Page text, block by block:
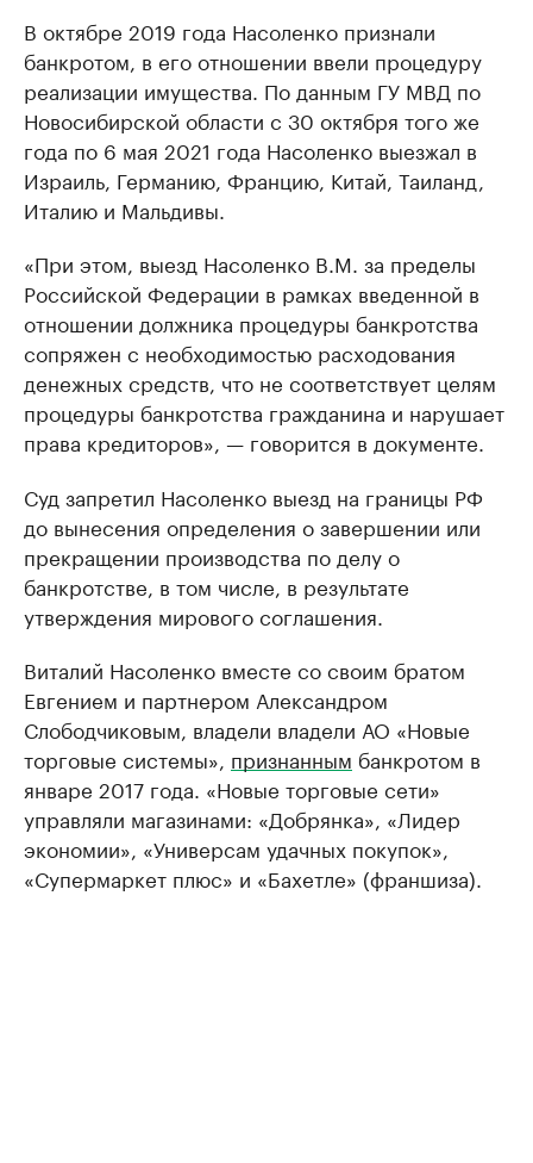
В октябре 2019 года Насоленко признали
банкротом, в его отношении ввели процедуру
реализации имущества. По данным ГУ МВД по
Новосибирской области с 30 октября того же
года по 6 мая 2021 года Насоленко выезжал в
Израиль, Германию, Францию, Китай, Таиланд,
Италию и Мальдивы.
«При этом, выезд Насоленко В.М. за пределы
Российской Федерации в рамках введенной в
отношении должника процедуры банкротства
сопряжен с необходимостью расходования
денежных средств, что не соответствует целям
процедуры банкротства гражданина и нарушает
права кредиторов», — говорится в документе.
Суд запретил Насоленко выезд на границы РФ
до вынесения определения о завершении или
прекращении производства по делу о
банкротстве, в том числе, в результате
утверждения мирового соглашения.
Виталий Насоленко вместе со своим братом
Евгением и партнером Александром
Слободчиковым, владели владели АО «Новые
торговые системы», признанным банкротом в
январе 2017 года. «Новые торговые сети»
управляли магазинами: «Добрянка», «Лидер
экономии», «Универсам удачных покупок»,
«Супермаркет плюс» и «Бахетле» (франшиза).